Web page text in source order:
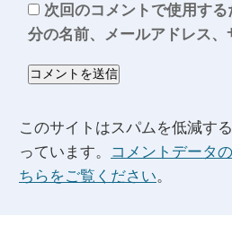
次回のコメントで使用す
分の名前、メールアドレス、
このサイトはスパムを低減す
っています。
コメントデータ
ちらをご覧ください。